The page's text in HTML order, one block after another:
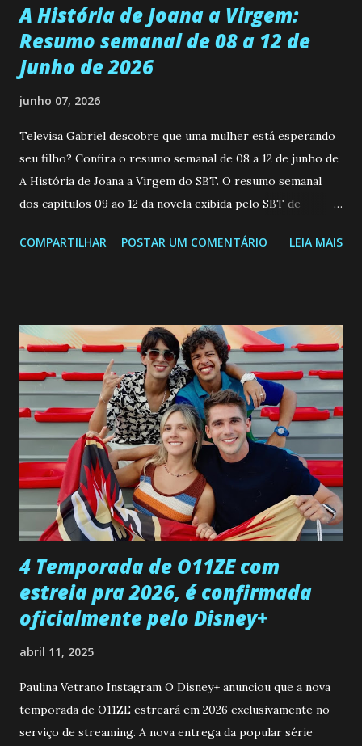
A História de Joana a Virgem:
Resumo semanal de 08 a 12 de
Junho de 2026
junho 07, 2026
Televisa Gabriel descobre que uma mulher está esperando
seu filho? Confira o resumo semanal de 08 a 12 de junho de
A História de Joana a Virgem do SBT. O resumo semanal
dos capitulos 09 ao 12 da novela exibida pelo SBT de
a Programação Semanal do SBT de 08/06/26 a 14/06/26
confessa a Gabriel que ele demonstrou ser o tipo de
pessoa que ela tanto desejou durante toda a vida. Camila
entra no quarto de Gabriel e imagina como seria o
encontro deles, quando conseguir seduzi-lo. Manuel avisa a
Paula sobre a suposta infidelidade de Gabriel com Joana.
Rogerio consegue se livrar de todas as suspeitas pelo
desaparecimento de Francisco, apontando que ele poderia
ter sido vítima da fúria de Gabriel. Artur informa a Gabriel
que a clínica inseminou por engano outra paciente, que está
...
COMPARTILHAR POSTAR UM COMENTÁRIO LEIA MAIS
4 Temporada de O11ZE com
estreia pra 2026, é confirmada
oficialmente pelo Disney+
abril 11, 2025
Paulina Vetrano Instagram O Disney+ anunciou que a nova
temporada de O11ZE estreará em 2026 exclusivamente no
serviço de streaming. A nova entrega da popular série